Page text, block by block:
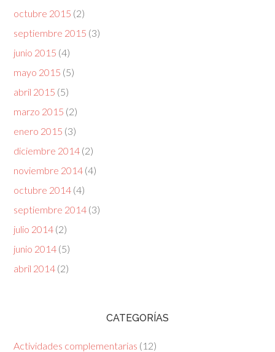
octubre 2015 (2)
septiembre 2015 (3)
junio 2015 (4)
mayo 2015 (5)
abril 2015 (5)
marzo 2015 (2)
enero 2015 (3)
diciembre 2014 (2)
noviembre 2014 (4)
octubre 2014 (4)
septiembre 2014 (3)
julio 2014 (2)
junio 2014 (5)
abril 2014 (2)
CATEGORÍAS
Actividades complementarias (12)